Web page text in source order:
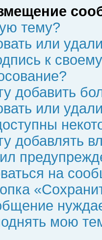
тему?
или
к
добавить
или
добавлять
на
мою